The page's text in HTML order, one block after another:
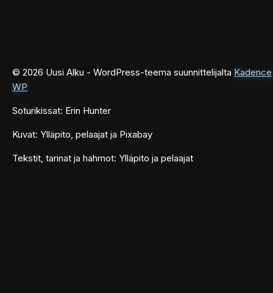
© 2026 Uusi Alku - WordPress-teema suunnittelijalta Kadence
WP
Soturikissat: Erin Hunter
Kuvat: Ylläpito, pelaajat ja Pixabay
Tekstit, tarinat ja hahmot: Ylläpito ja pelaajat